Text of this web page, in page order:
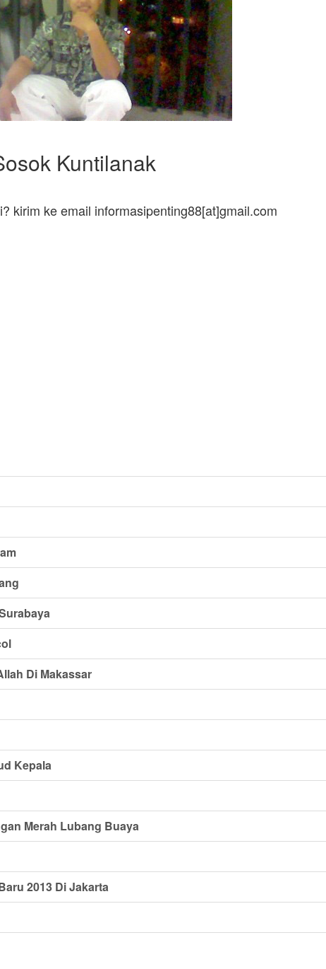
Kuntilanak
kirim ke email informasipenting88[at]gmail.com
Di Makassar
Kepala
Merah Lubang Buaya
2013 Di Jakarta